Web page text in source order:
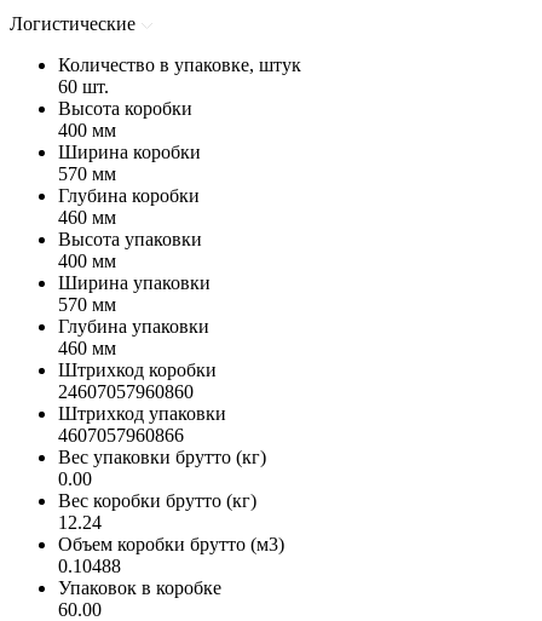
Логистические
Количество в упаковке, штук
60 шт.
Высота коробки
400 мм
Ширина коробки
570 мм
Глубина коробки
460 мм
Высота упаковки
400 мм
Ширина упаковки
570 мм
Глубина упаковки
460 мм
Штрихкод коробки
24607057960860
Штрихкод упаковки
4607057960866
Вес упаковки брутто (кг)
0.00
Вес коробки брутто (кг)
12.24
Объем коробки брутто (м3)
0.10488
Упаковок в коробке
60.00